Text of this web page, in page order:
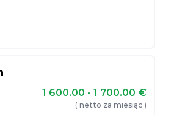
1 600.00 - 1 700.00 €
( netto za miesiąc )